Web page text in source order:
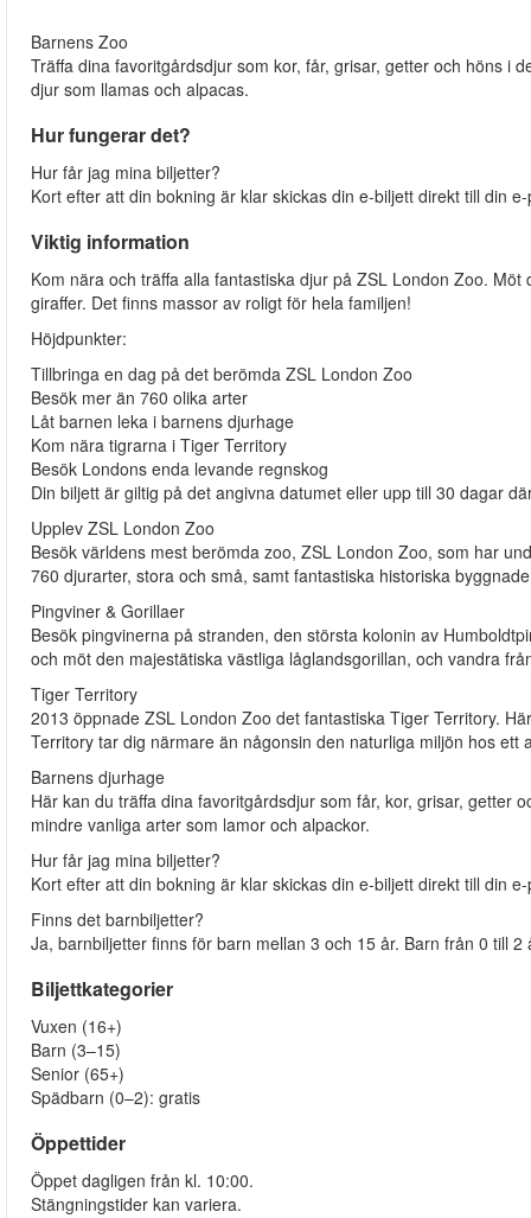
Barnens Zoo
Träffa dina favoritgårdsdjur som kor, får, grisar, getter och höns i
djur som llamas och alpacas.
Hur fungerar det?
Hur får jag mina biljetter?
Kort efter att din bokning är klar skickas din e-biljett direkt till din
Viktig information
Kom nära och träffa alla fantastiska djur på ZSL London Zoo.
giraffer. Det finns massor av roligt för hela familjen!
Höjdpunkter:
Tillbringa en dag på det berömda ZSL London Zoo
Besök mer än 760 olika arter
Låt barnen leka i barnens djurhage
Kom nära tigrarna i Tiger Territory
Besök Londons enda levande regnskog
Din biljett är giltig på det angivna datumet eller upp till 30 dagar
Upplev ZSL London Zoo
Besök världens mest berömda zoo, ZSL London Zoo, som har
760 djurarter, stora och små, samt fantastiska historiska
Pingviner & Gorillaer
Besök pingvinerna på stranden, den största kolonin av
och möt den majestätiska västliga låglandsgorillan, och vandra
Tiger Territory
2013 öppnade ZSL London Zoo det fantastiska Tiger Territory.
Territory tar dig närmare än någonsin den naturliga miljön hos ett
Barnens djurhage
Här kan du träffa dina favoritgårdsdjur som får, kor, grisar, getter
mindre vanliga arter som lamor och alpackor.
Hur får jag mina biljetter?
Kort efter att din bokning är klar skickas din e-biljett direkt till din
Finns det barnbiljetter?
Ja, barnbiljetter finns för barn mellan 3 och 15 år. Barn från 0 till
Biljettkategorier
Vuxen (16+)
Barn (3–15)
Senior (65+)
Spädbarn (0–2): gratis
Öppettider
Öppet dagligen från kl. 10:00.
Stängningstider kan variera.